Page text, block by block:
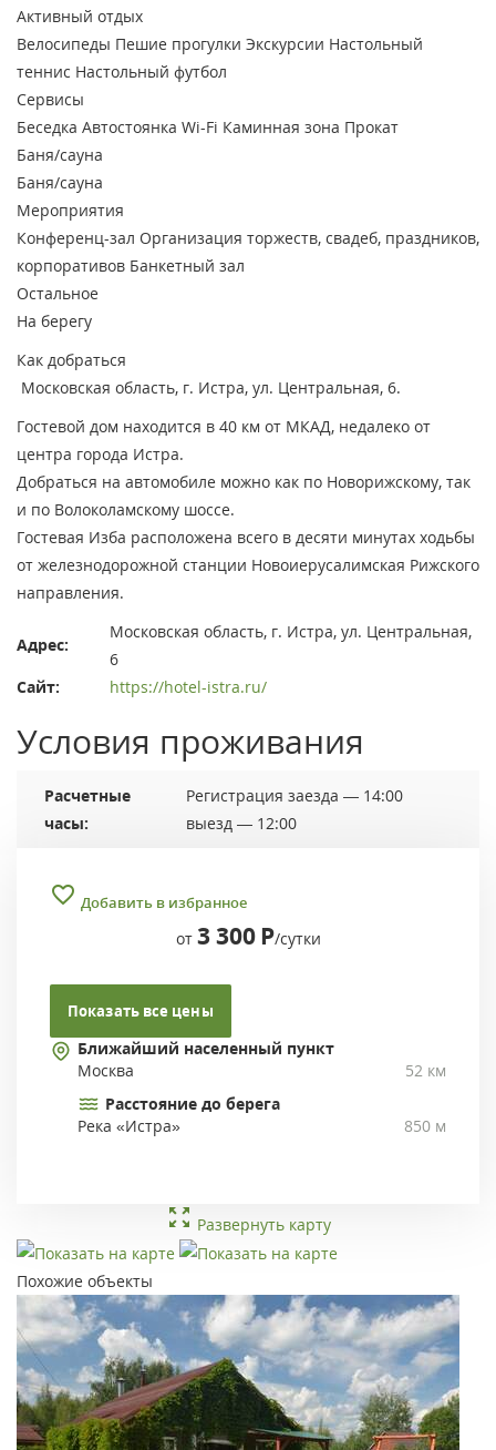
Активный отдых
Велосипеды Пешие прогулки Экскурсии Настольный
теннис Настольный футбол
Сервисы
Беседка Автостоянка Wi-Fi Каминная зона Прокат
Баня/сауна
Баня/сауна
Мероприятия
Конференц-зал Организация торжеств, свадеб, праздников,
корпоративов Банкетный зал
Остальное
На берегу
Как добраться
Московская область, г. Истра, ул. Центральная, 6.
Гостевой дом находится в 40 км от МКАД, недалеко от
центра города Истра.
Добраться на автомобиле можно как по Новорижскому, так
и по Волоколамскому шоссе.
Гостевая Изба расположена всего в десяти минутах ходьбы
от железнодорожной станции Новоиерусалимская Рижского
направления.
Адрес:
Московская область, г. Истра, ул. Центральная,
6
Сайт:
https://hotel-istra.ru/
Условия проживания
Расчетные
часы:
Регистрация заезда — 14:00
выезд — 12:00
Добавить в избранное
от 3 300 Р/сутки
Показать все цены
Ближайший населенный пункт
Москва
52 км
Расстояние до берега
Река «Истра»
850 м
Развернуть карту
Похожие объекты